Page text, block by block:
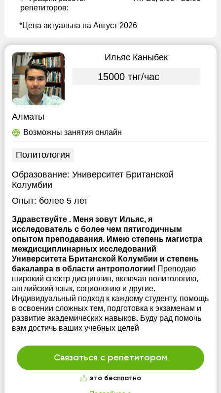
репетиторов:
*Цена актуальна на Август 2026
Ильяс Каныбек
15000 тнг/час
Алматы
Возможны занятия онлайн
Политология
Образование: Университет Британской
Колумбии
Опыт: более 5 лет
Здравствуйте . Меня зовут Ильяс, я
исследователь с более чем пятигодичным
опытом преподавания. Имею степень магистра
междисциплинарных исследований
Университета Британской Колумбии и степень
бакалавра в области антропологии! Преподаю
широкий спектр дисциплин, включая политологию,
английский язык, социологию и другие.
Индивидуальный подход к каждому студенту, помощь
в освоении сложных тем, подготовка к экзаменам и
развитие академических навыков. Буду рад помочь
вам достичь ваших учебных целей
Связаться с репетитором
это бесплатно